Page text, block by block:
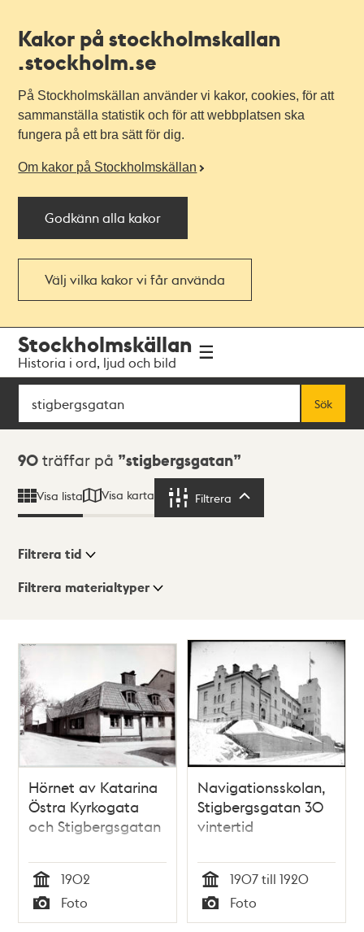
Kakor på stockholmskallan
.stockholm.se
På Stockholmskällan använder vi kakor, cookies, för att
sammanställa statistik och för att webbplatsen ska
fungera på ett bra sätt för dig.
Om kakor på Stockholmskällan
Godkänn alla kakor
Välj vilka kakor vi får använda
navigationen
huvudinnehållet
Stockholmskällan
Historia i ord, ljud och bild
Sök
Sök
Sökresultat
90 träffar på stigbergsgatan
Visa lista Visa karta Filtrera
Visningsläge
Filtrera tid
Filtrera materialtyper
träffar
Hörnet av Katarina
Östra Kyrkogata
och Stigbergsgatan
Tid
1902
Typ
Foto
Navigationsskolan,
Stigbergsgatan 30
vintertid
Tid
1907 till 1920
Typ
Foto